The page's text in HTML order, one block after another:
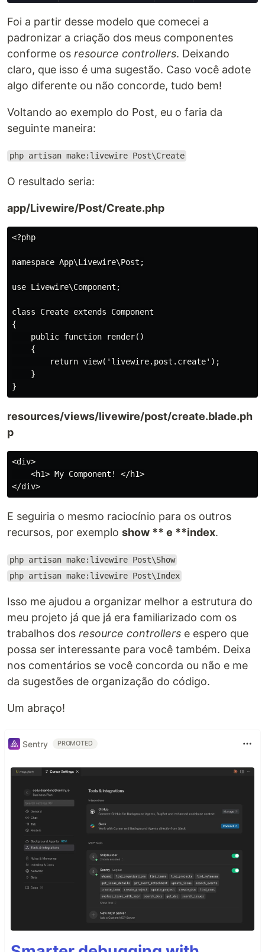
Foi a partir desse modelo que comecei a
padronizar a criação dos meus componentes
conforme os resource controllers. Deixando
claro, que isso é uma sugestão. Caso você adote
algo diferente ou não concorde, tudo bem!
Voltando ao exemplo do Post, eu o faria da
seguinte maneira:
php artisan make:livewire Post\Create
O resultado seria:
app/Livewire/Post/Create.php
<?php
namespace App\Livewire\Post;
use Livewire\Component;
class Create extends Component
{
    public function render()
    {
        return view('livewire.post.create');
    }
resources/views/livewire/post/create.blade.ph
p
<div>
    <h1> My Component! </h1>
E seguiria o mesmo raciocínio para os outros
recursos, por exemplo show ** e **index.
php artisan make:livewire Post\Show
php artisan make:livewire Post\Index
Isso me ajudou a organizar melhor a estrutura do
meu projeto já que já era familiarizado com os
trabalhos dos resource controllers e espero que
possa ser interessante para você também. Deixa
nos comentários se você concorda ou não e me
da sugestões de organização do código.
Um abraço!
Sentry PROMOTED